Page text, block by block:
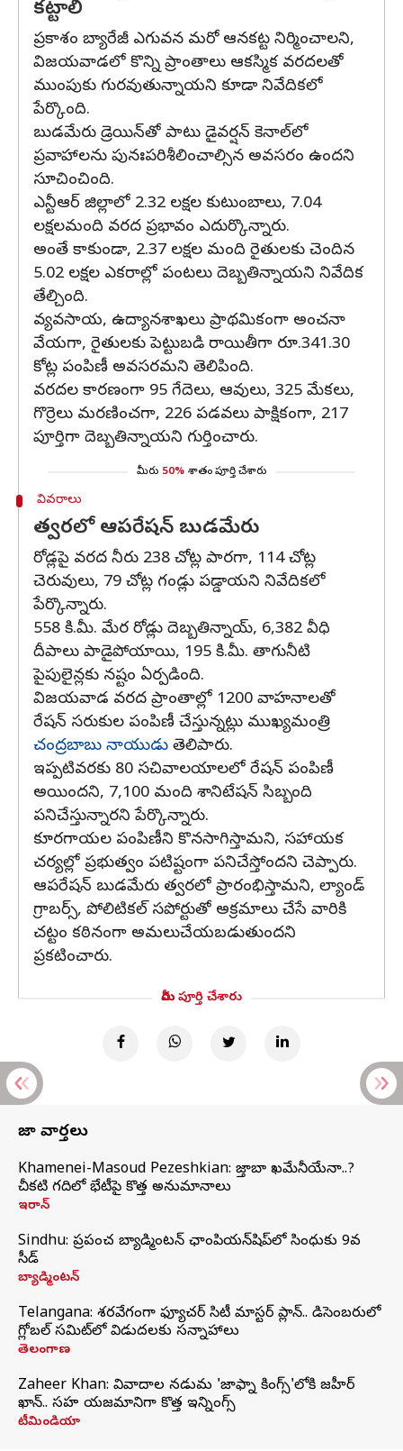
కట్టాలి
ప్రకాశం బ్యారేజీ ఎగువన మరో ఆనకట్ట నిర్మించాలని,
విజయవాడలో కొన్ని ప్రాంతాలు ఆకస్మిక వరదలతో
ముంపుకు గురవుతున్నాయని కూడా నివేదికలో
పేర్కొంది.
బుడమేరు డ్రెయిన్‌తో పాటు డైవర్షన్‌ కెనాల్‌లో
ప్రవాహాలను పునఃపరిశీలించాల్సిన అవసరం ఉందని
సూచించింది.
ఎన్టీఆర్ జిల్లాలో 2.32 లక్షల కుటుంబాలు, 7.04
లక్షలమంది వరద ప్రభావం ఎదుర్కొన్నారు.
అంతే కాకుండా, 2.37 లక్షల మంది రైతులకు చెందిన
5.02 లక్షల ఎకరాల్లో పంటలు దెబ్బతిన్నాయని నివేదిక
తేల్చింది.
వ్యవసాయ, ఉద్యానశాఖలు ప్రాథమికంగా అంచనా
వేయగా, రైతులకు పెట్టుబడి రాయితీగా రూ.341.30
కోట్ల పంపిణీ అవసరమని తెలిపింది.
వరదల కారణంగా 95 గేదెలు, ఆవులు, 325 మేకలు,
గొర్రెలు మరణించగా, 226 పడవలు పాక్షికంగా, 217
పూర్తిగా దెబ్బతిన్నాయని గుర్తించారు.
మీరు 50% శాతం పూర్తి చేశారు
వివరాలు
త్వరలో ఆపరేషన్ బుడమేరు
రోడ్లపై వరద నీరు 238 చోట్ల పారగా, 114 చోట్ల
చెరువులు, 79 చోట్ల గండ్లు పడ్డాయని నివేదికలో
పేర్కొన్నారు.
558 కి.మీ. మేర రోడ్లు దెబ్బతిన్నాయ్, 6,382 వీధి
దీపాలు పాడైపోయాయి, 195 కి.మీ. తాగునీటి
పైపులైన్లకు నష్టం ఏర్పడింది.
విజయవాడ వరద ప్రాంతాల్లో 1200 వాహనాలతో
రేషన్ సరుకుల పంపిణీ చేస్తున్నట్లు ముఖ్యమంత్రి
చంద్రబాబు నాయుడు తెలిపారు.
ఇప్పటివరకు 80 సచివాలయాలలో రేషన్ పంపిణీ
అయిందని, 7,100 మంది శానిటేషన్ సిబ్బంది
పనిచేస్తున్నారని పేర్కొన్నారు.
కూరగాయల పంపిణీని కొనసాగిస్తామని, సహాయక
చర్యల్లో ప్రభుత్వం పటిష్టంగా పనిచేస్తోందని చెప్పారు.
ఆపరేషన్ బుడమేరు త్వరలో ప్రారంభిస్తామని, ల్యాండ్
గ్రాబర్స్, పోలిటికల్ సపోర్టుతో అక్రమాలు చేసే వారికి
చట్టం కఠినంగా అమలుచేయబడుతుందని
ప్రకటించారు.
మీరు పూర్తి చేశారు
తాజా వార్తలు
Khamenei-Masoud Pezeshkian: మొజ్తాబా ఖమేనీయేనా..?
చీకటి గదిలో భేటీపై కొత్త అనుమానాలు
ఇరాన్
Sindhu: ప్రపంచ బ్యాడ్మింటన్‌ ఛాంపియన్‌షిప్‌లో సింధుకు 9వ
సీడ్
బ్యాడ్మింటన్
Telangana: శరవేగంగా ఫ్యూచర్ సిటీ మాస్టర్ ప్లాన్.. డిసెంబరులో
గ్లోబల్‌ సమిట్‌లో విడుదలకు సన్నాహాలు
తెలంగాణ
Zaheer Khan: వివాదాల నడుమ 'జాఫ్నా కింగ్స్'లోకి జహీర్
ఖాన్.. సహ యజమానిగా కొత్త ఇన్నింగ్స్
టీమిండియా